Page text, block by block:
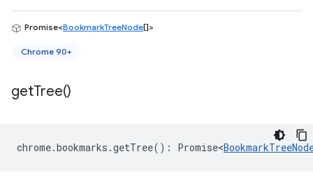
Promise<BookmarkTreeNode[]>
Chrome 90+
getTree()
chrome.bookmarks .getTree() : Promise<